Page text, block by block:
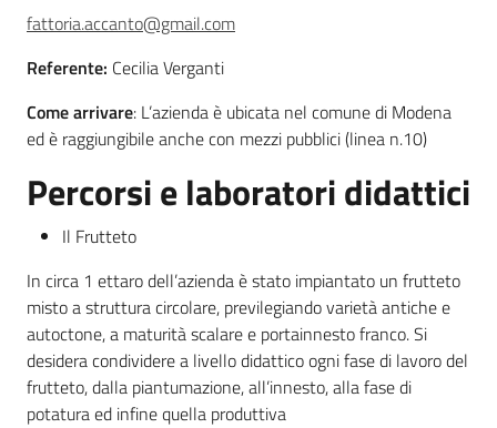
Novità
Servizi
Leggi atti bandi
Piani programmi
progetti
fattoria.accanto@gmail.com
Referente: Cecilia Verganti
Come arrivare: L’azienda è ubicata nel comune di Modena
ed è raggiungibile anche con mezzi pubblici (linea n.10)
Percorsi e laboratori didattici
Il Frutteto
In circa 1 ettaro dell’azienda è stato impiantato un frutteto
misto a struttura circolare, previlegiando varietà antiche e
autoctone, a maturità scalare e portainnesto franco. Si
desidera condividere a livello didattico ogni fase di lavoro del
frutteto, dalla piantumazione, all’innesto, alla fase di
potatura ed infine quella produttiva